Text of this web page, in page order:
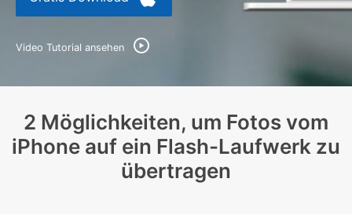
Video Tutorial ansehen
2 Möglichkeiten, um Fotos vom
iPhone auf ein Flash-Laufwerk zu
übertragen